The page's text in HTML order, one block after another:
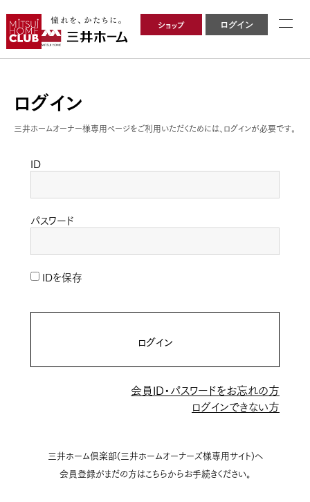
ショップ ログイン
ログイン
三井ホームオーナー様専用ページをご利用いただくためには、ログインが必要です。
ID
パスワード
IDを保存
ログイン
会員ID・パスワードをお忘れの方
ログインできない方
三井ホーム倶楽部(三井ホームオーナーズ様専用サイト)へ
会員登録がまだの方はこちらからお手続きください。